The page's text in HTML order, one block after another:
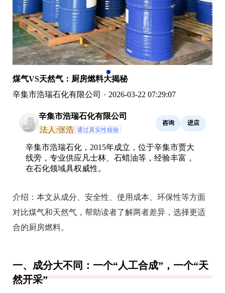
煤气VS天然气：厨房燃料大揭秘
辛集市浩瑞石化有限公司 · 2026-03-22 07:29:07
辛集市浩瑞石化有限公司
法人:张浩 通过真实性核验
咨询 进店
辛集市浩瑞石化，2015年成立，位于辛集市贾大
线旁，专业供应凡士林、石蜡油等，经验丰富，
在石化领域具权威性。
介绍： 本文从成分、安全性、使用成本、环保性等方面
对比煤气和天然气，帮助读者了解两者差异，选择更适
合的厨房燃料。
一、成分大不同：一个“人工合成”，一个“天
然开采”